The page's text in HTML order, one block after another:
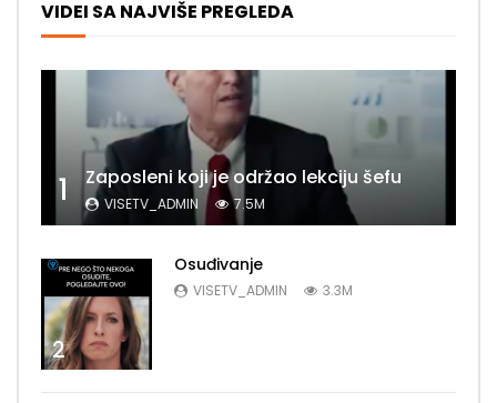
VIDEI SA NAJVIŠE PREGLEDA
1 Zaposleni koji je održao lekciju šefu
VISETV_ADMIN 7.5M
2
Osuđivanje
VISETV_ADMIN 3.3M